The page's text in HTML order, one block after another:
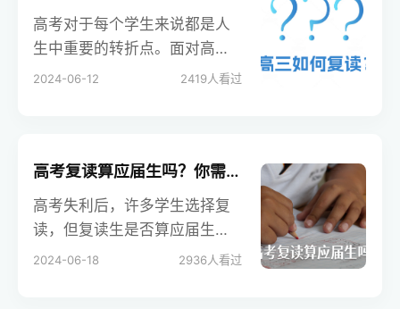
高考对于每个学生来说都是人
生中重要的转折点。面对高三
的压力，有些学生会选择复读
的复读学校以及安心复习的方
高考目标。
2024-06-12 2419人看过
高考复读算应届生吗？你需要了解的真相在这里！
高考失利后，许多学生选择复
读，但复读生是否算应届生
呢？本文将详细解析复读生与
2024-06-18 2936人看过